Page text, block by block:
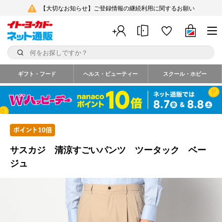
【大切なお知らせ】ご登録情報の継続利用に関するお願い
ギフト・フード ヘルス・ビューティー スクール・ホビー
サスカジ 清涼すごいパンツ ツータック ベー
ジュ